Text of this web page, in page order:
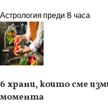
Астрология преди 8 часа
6 храни, които сме
момента